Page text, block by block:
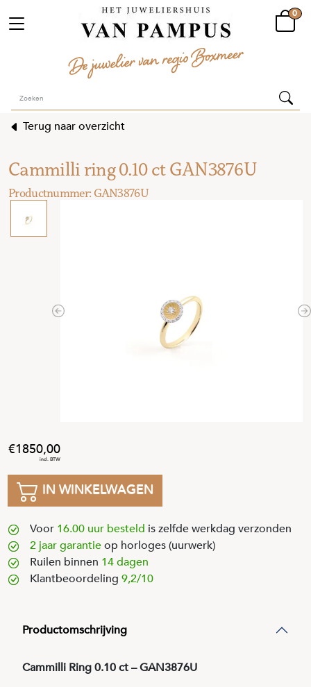
0
Terug naar overzicht
Cammilli ring 0.10 ct GAN3876U
Previous
1850,00
IN WINKELWAGEN
Voor 16.00 uur besteld is zelfde werkdag verzonden
2 jaar garantieop horloges (uurwerk)
Ruilen binnen 14 dagen
Klantbeoordeling 9,2/10
Productomschrijving
Cammilli Ring 0.10 ct – GAN3876U